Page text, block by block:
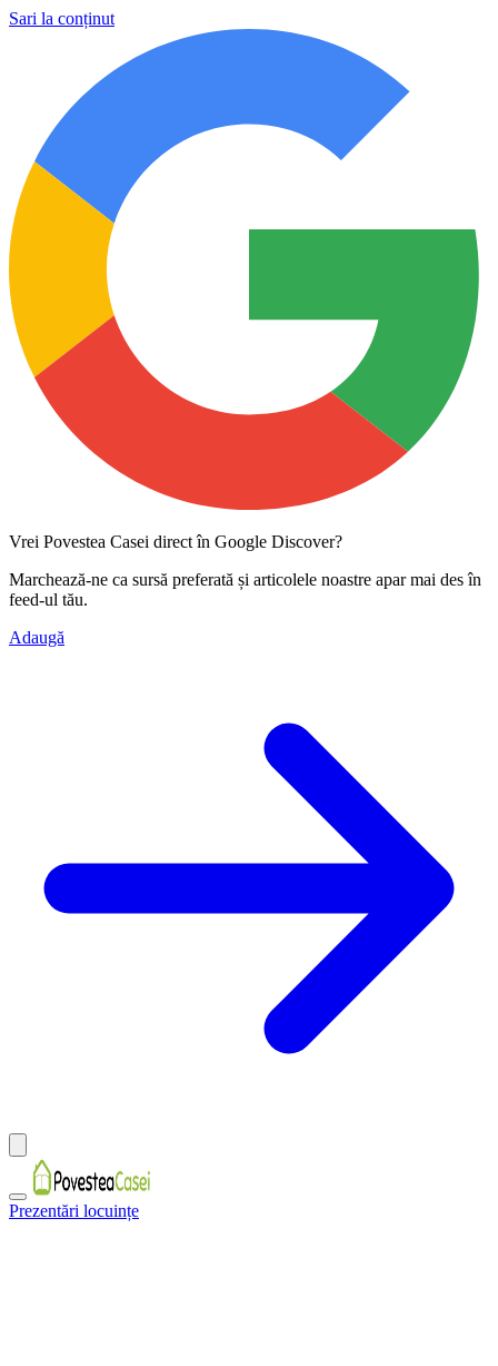
Sari la conținut
Vrei Povestea Casei direct în Google Discover?
Marchează-ne ca sursă preferată și articolele noastre apar mai des în
feed-ul tău.
Adaugă
Prezentări locuințe